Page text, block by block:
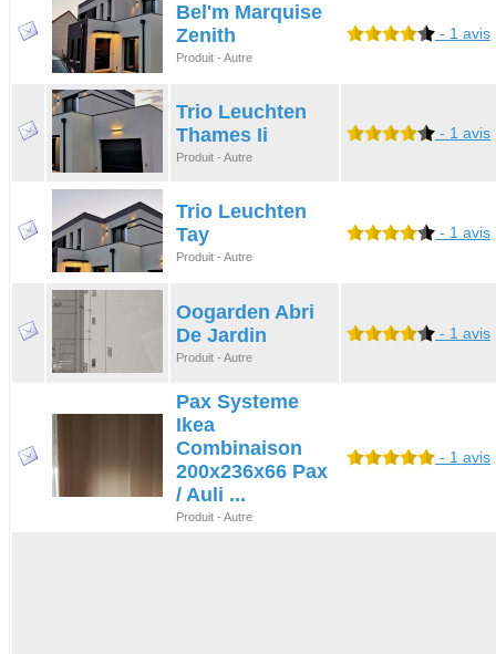
Bel'm Marquise
Zenith
Produit - Autre
- 1 avis
Trio Leuchten
Thames Ii
Produit - Autre
- 1 avis
Trio Leuchten
Tay
Produit - Autre
- 1 avis
Oogarden Abri
De Jardin
Produit - Autre
- 1 avis
Pax Systeme
Ikea
Combinaison
200x236x66 Pax
/ Auli ...
Produit - Autre
- 1 avis